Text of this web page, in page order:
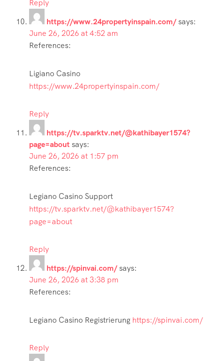
Reply
https://www.24propertyinspain.com/says:
June 26, 2026 at 4:52 am
References:
Ligiano Casino
https://www.24propertyinspain.com/
Reply
https://tv.sparktv.net/@kathibayer1574?
page=aboutsays:
June 26, 2026 at 1:57 pm
References:
Legiano Casino Support
https://tv.sparktv.net/@kathibayer1574?
page=about
Reply
https://spinvai.com/says:
June 26, 2026 at 3:38 pm
References:
Legiano Casino Registrierung https://spinvai.com/
Reply